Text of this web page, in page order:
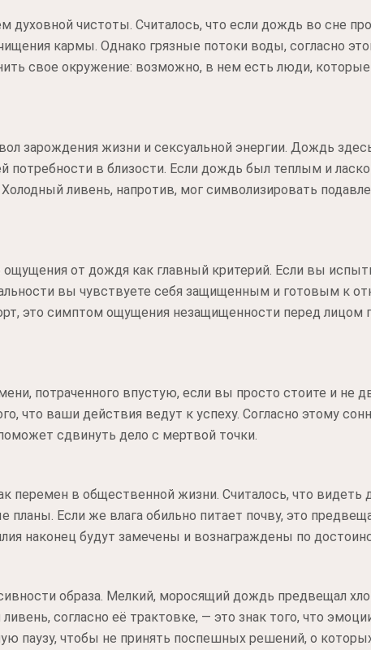
духовной чистоты. Считалось, что если дождь во сне
кармы. Однако грязные потоки воды, согласно
свое окружение: возможно, в нем есть люди,
зарождения жизни и сексуальной энергии. Дождь
потребности в близости. Если дождь был теплым и
ливень, напротив, мог символизировать
от дождя как главный критерий. Если вы
вы чувствуете себя защищенным и готовым к
это симптом ощущения незащищенности перед лицом
потраченного впустую, если вы просто стоите и не
что ваши действия ведут к успеху. Согласно этому
сдвинуть дело с мертвой точки.
перемен в общественной жизни. Считалось, что видеть
планы. Если же влага обильно питает почву, это
наконец будут замечены и вознаграждены по
образа. Мелкий, моросящий дождь предвещал
согласно её трактовке, — это знак того, что
паузу, чтобы не принять поспешных решений, о